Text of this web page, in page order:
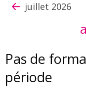
juillet 2026
Pas de
période